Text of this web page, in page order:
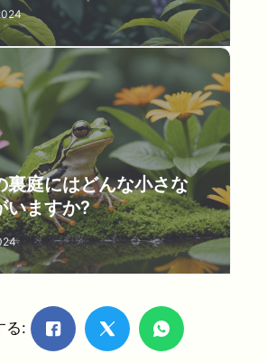
裏庭にはどんな小さな
いますか?
る: